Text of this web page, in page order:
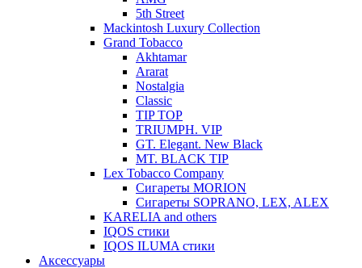
5th Street
Mackintosh Luxury Collection
Grand Tobacco
Akhtamar
Ararat
Nostalgia
Classic
TIP TOP
TRIUMPH. VIP
GT. Elegant. New Black
MT. BLACK TIP
Lex Tobacco Company
Сигареты MORION
Сигареты SOPRANO, LEX, ALEX
KARELIA and others
IQOS стики
IQOS ILUMA стики
Аксессуары